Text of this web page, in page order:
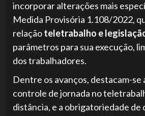
incorporar alterações mais
Medida Provisória 1.108/2022,
relaçãoteletrabalho e
parâmetros para sua execução,
dos trabalhadores.
Dentre os avanços, destacam-se
controle de jornada no
distância, e a obrigatoriedade de